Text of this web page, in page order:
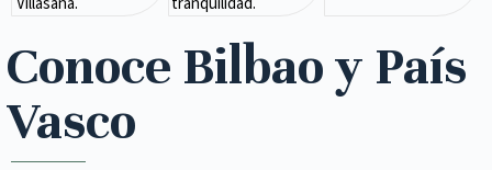
Conoce Bilbao y País
Vasco